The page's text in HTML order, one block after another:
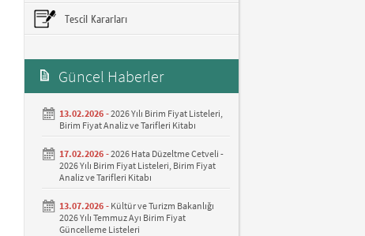
Tescil Kararları
Güncel Haberler
13.02.2026 -2026 Yılı Birim Fiyat Listeleri,
Birim Fiyat Analiz ve Tarifleri Kitabı
17.02.2026 -2026 Hata Düzeltme Cetveli -
2026 Yılı Birim Fiyat Listeleri, Birim Fiyat
Analiz ve Tarifleri Kitabı
13.07.2026 - Kültür ve Turizm Bakanlığı
2026 Yılı Temmuz Ayı Birim Fiyat
Güncelleme Listeleri